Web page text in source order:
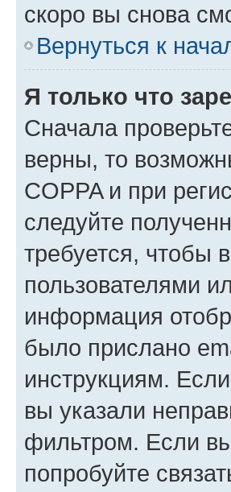
скоро вы снова
Вернуться к
Я только что
Сначала
верны, то
COPPA и при
следуйте
требуется, чтобы
пользователями
информация
было прислано
инструкциям.
вы указали
фильтром. Если
попробуйте